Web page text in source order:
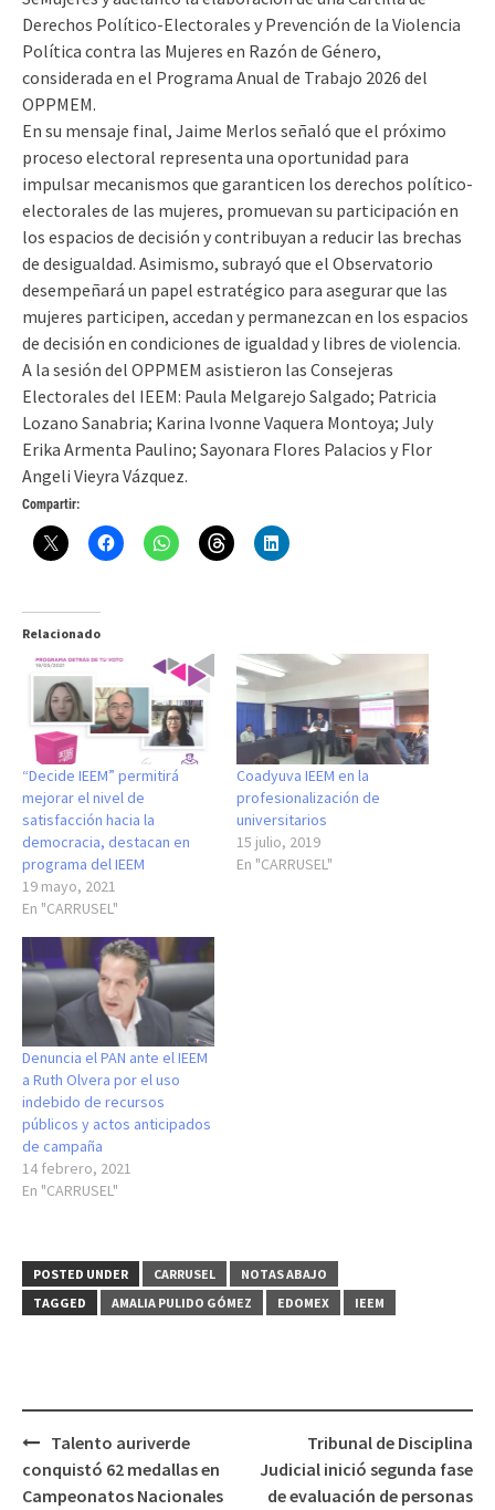
Derechos Político-Electorales y Prevención de la Violencia
Política contra las Mujeres en Razón de Género,
considerada en el Programa Anual de Trabajo 2026 del
OPPMEM.
En su mensaje final, Jaime Merlos señaló que el próximo
proceso electoral representa una oportunidad para
impulsar mecanismos que garanticen los derechos político-
electorales de las mujeres, promuevan su participación en
los espacios de decisión y contribuyan a reducir las brechas
de desigualdad. Asimismo, subrayó que el Observatorio
desempeñará un papel estratégico para asegurar que las
mujeres participen, accedan y permanezcan en los espacios
de decisión en condiciones de igualdad y libres de violencia.
A la sesión del OPPMEM asistieron las Consejeras
Electorales del IEEM: Paula Melgarejo Salgado; Patricia
Lozano Sanabria; Karina Ivonne Vaquera Montoya; July
Erika Armenta Paulino; Sayonara Flores Palacios y Flor
Angeli Vieyra Vázquez.
Compartir:
Relacionado
“Decide IEEM” permitirá
mejorar el nivel de
satisfacción hacia la
democracia, destacan en
programa del IEEM
19 mayo, 2021
En "CARRUSEL"
Coadyuva IEEM en la
profesionalización de
universitarios
15 julio, 2019
En "CARRUSEL"
Denuncia el PAN ante el IEEM
a Ruth Olvera por el uso
indebido de recursos
públicos y actos anticipados
de campaña
14 febrero, 2021
En "CARRUSEL"
POSTED UNDER CARRUSEL
NOTAS ABAJO
TAGGED
AMALIA PULIDO GÓMEZ EDOMEX IEEM
Post
navigation
Talento auriverde
conquistó 62 medallas en
Campeonatos Nacionales
Tribunal de Disciplina
Judicial inició segunda fase
de evaluación de personas